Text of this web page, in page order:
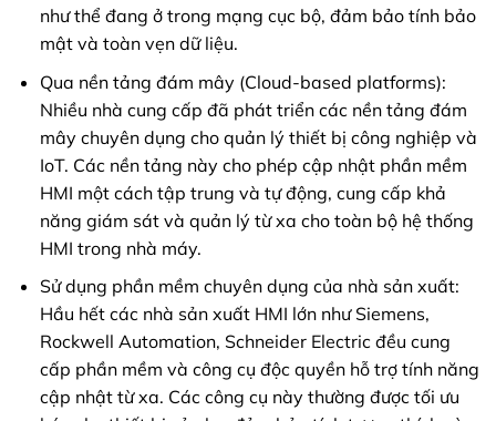
như thể đang ở trong mạng cục bộ, đảm bảo tính bảo
mật và toàn vẹn dữ liệu.
Qua nền tảng đám mây (Cloud-based platforms):
Nhiều nhà cung cấp đã phát triển các nền tảng đám
mây chuyên dụng cho quản lý thiết bị công nghiệp và
IoT. Các nền tảng này cho phép cập nhật phần mềm
HMI một cách tập trung và tự động, cung cấp khả
năng giám sát và quản lý từ xa cho toàn bộ hệ thống
HMI trong nhà máy.
Sử dụng phần mềm chuyên dụng của nhà sản xuất:
Hầu hết các nhà sản xuất HMI lớn như Siemens,
Rockwell Automation, Schneider Electric đều cung
cấp phần mềm và công cụ độc quyền hỗ trợ tính năng
cập nhật từ xa. Các công cụ này thường được tối ưu